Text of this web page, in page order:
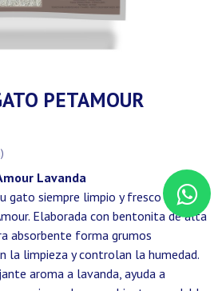
PETAMOUR
Lavanda
gato siempre limpio y fresco con la
Elaborada con bentonita de alta
absorbente forma grumos
la limpieza y controlan la humedad.
aroma a lavanda, ayuda a